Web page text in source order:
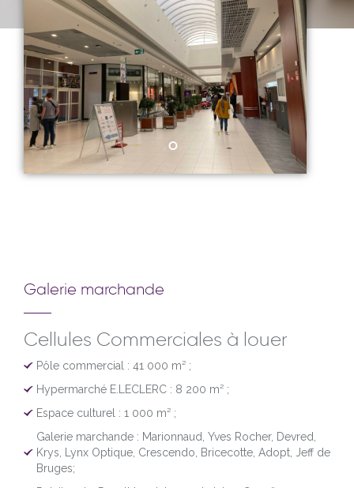
Galerie marchande
Cellules Commerciales à louer
Pôle commercial : 41 000 m² ;
Hypermarché E.LECLERC : 8 200 m² ;
Espace culturel : 1 000 m² ;
Galerie marchande : Marionnaud, Yves Rocher, Devred,
Krys, Lynx Optique, Crescendo, Bricecotte, Adopt, Jeff de
Bruges;